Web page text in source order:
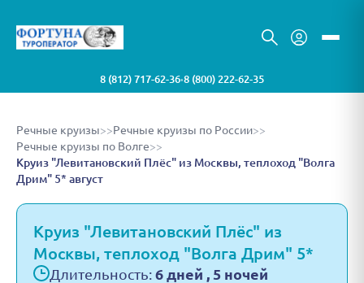
8 (812) 717-62-36•8 (800) 222-62-35
Речные круизы>>Речные круизы по России>>
Речные круизы по Волге>>
Круиз "Левитановский Плёс" из Москвы, теплоход "Волга
Дрим" 5* август
Круиз "Левитановский Плёс" из
Москвы, теплоход "Волга Дрим" 5*
Длительность: 6 дней , 5 ночей